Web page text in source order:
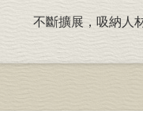
不斷擴展，吸納人